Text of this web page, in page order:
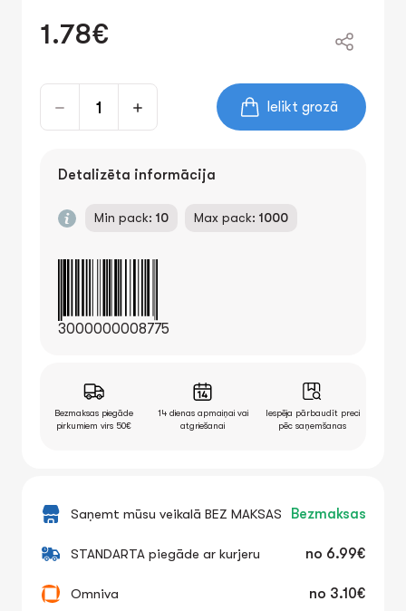
1.78€
Ielikt grozā
Detalizēta informācija
Min pack: 10 Max pack: 1000
3000000008775
Bezmaksas piegāde
pirkumiem virs 50€
14 dienas apmaiņai vai
atgriešanai
Iespēja pārbaudīt preci
pēc saņemšanas
Saņemt mūsu veikalā BEZ MAKSAS Bezmaksas
STANDARTA piegāde ar kurjeru no 6.99€
Omniva no 3.10€